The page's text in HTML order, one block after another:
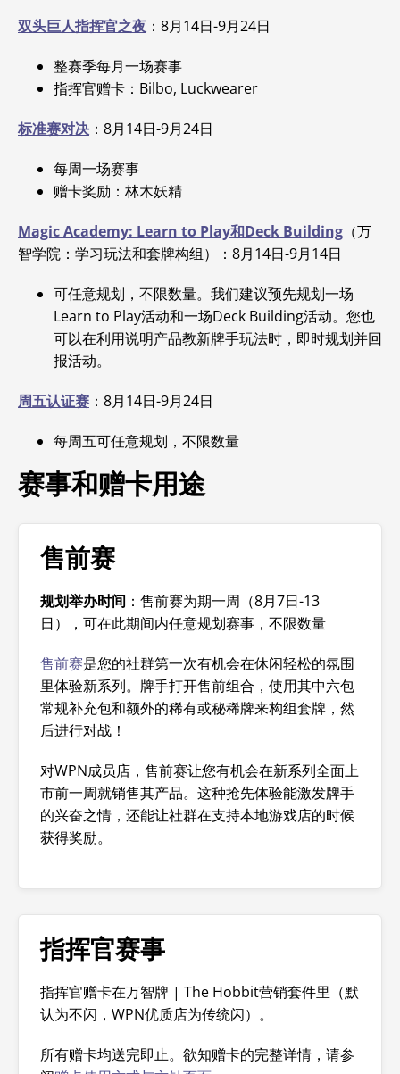
双头巨人指挥官之夜 ：8月14日-9月24日
整赛季每月一场赛事
指挥官赠卡：Bilbo, Luckwearer
标准赛对决 ：8月14日-9月24日
每周一场赛事
赠卡奖励：林木妖精
Magic Academy: Learn to Play和Deck Building （万
智学院：学习玩法和套牌构组）：8月14日-9月14日
可任意规划，不限数量。我们建议预先规划一场
Learn to Play活动和一场Deck Building活动。您也
可以在利用说明产品教新牌手玩法时，即时规划并回
报活动。
周五认证赛 ：8月14日-9月24日
每周五可任意规划，不限数量
赛事和赠卡用途
售前赛
规划举办时间 ：售前赛为期一周（8月7日-13
日），可在此期间内任意规划赛事，不限数量
售前赛是您的社群第一次有机会在休闲轻松的氛围
里体验新系列。牌手打开售前组合，使用其中六包
常规补充包和额外的稀有或秘稀牌来构组套牌，然
后进行对战！
对WPN成员店，售前赛让您有机会在新系列全面上
市前一周就销售其产品。这种抢先体验能激发牌手
的兴奋之情，还能让社群在支持本地游戏店的时候
获得奖励。
指挥官赛事
指挥官赠卡在万智牌 | The Hobbit营销套件里（默
认为不闪，WPN优质店为传统闪）。
所有赠卡均送完即止。欲知赠卡的完整详情，请参